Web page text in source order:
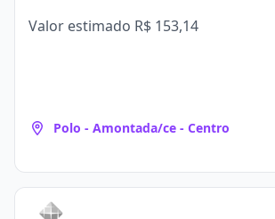
Valor estimado R$ 153,14
Polo - Amontada/ce - Centro